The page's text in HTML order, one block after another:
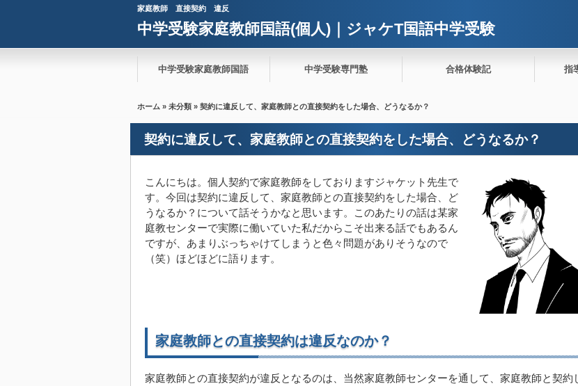
家庭教師 直接契約 違反
中学受験家庭教師国語(個人)｜ジャケT国語中学受験
中学受験家庭教師国語 中学受験専門塾 合格体験記 指
ホーム » 未分類 » 契約に違反して、家庭教師との直接契約をした場合、どうなるか？
契約に違反して、家庭教師との直接契約をした場合、どうなるか？
こんにちは。個人契約で家庭教師をしておりますジャケット先生で
す。今回は契約に違反して、家庭教師との直接契約をした場合、ど
うなるか？について話そうかなと思います。このあたりの話は某家
庭教センターで実際に働いていた私だからこそ出来る話でもあるん
ですが、あまりぶっちゃけてしまうと色々問題がありそうなので
（笑）ほどほどに語ります。
家庭教師との直接契約は違反なのか？
家庭教師との直接契約が違反となるのは、当然家庭教師センターを通して、家庭教師と契約